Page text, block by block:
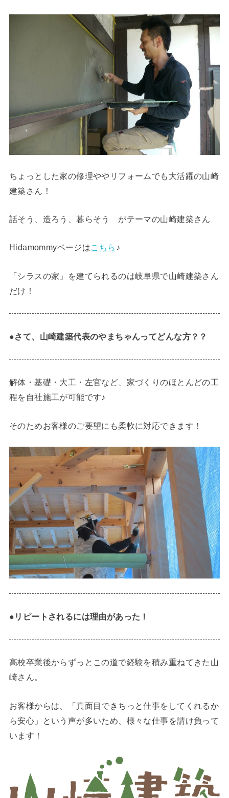
ちょっとした家の修理ややリフォームでも大活躍の山崎
建築さん！
話そう、造ろう、暮らそう がテーマの山崎建築さん
Hidamommyページはこちら ♪
「シラスの家」を建てられるのは岐阜県で山崎建築さん
だけ！
●さて、山崎建築代表のやまちゃんってどんな方？？
解体・基礎・大工・左官など、家づくりのほとんどの工
程を自社施工が可能です♪
そのためお客様のご要望にも柔軟に対応できます！
●リピートされるには理由があった！
高校卒業後からずっとこの道で経験を積み重ねてきた山
崎さん。
お客様からは、「真面目できちっと仕事をしてくれるか
ら安心」という声が多いため、様々な仕事を請け負って
います！